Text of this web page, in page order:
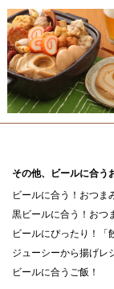
その他、ビールに合う
ビールに合う！おつま
黒ビールに合う！おつ
ビールにぴったり！「
ジューシーから揚げレ
ビールに合うご飯！